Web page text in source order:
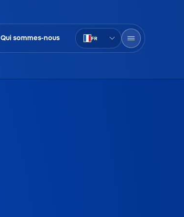
Qui sommes-nous FR